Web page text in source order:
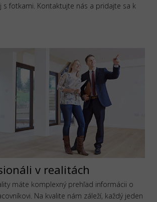
s fotkami. Kontaktujte nás a pridajte sa k
v realitách
máte komplexný prehľad informácii o
Na kvalite nám záleží, každý jeden